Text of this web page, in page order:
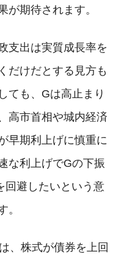
が期待されます。
支出は実質成長率を
だけだとする見方も
ても、Gは高止まり
高市首相や城内経済
早期利上げに慎重に
な利上げでGの下振
回避したいという意
。
、株式が債券を上回